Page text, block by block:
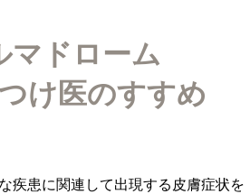
マドローム
け医のすすめ
疾患に関連して出現する皮膚症状